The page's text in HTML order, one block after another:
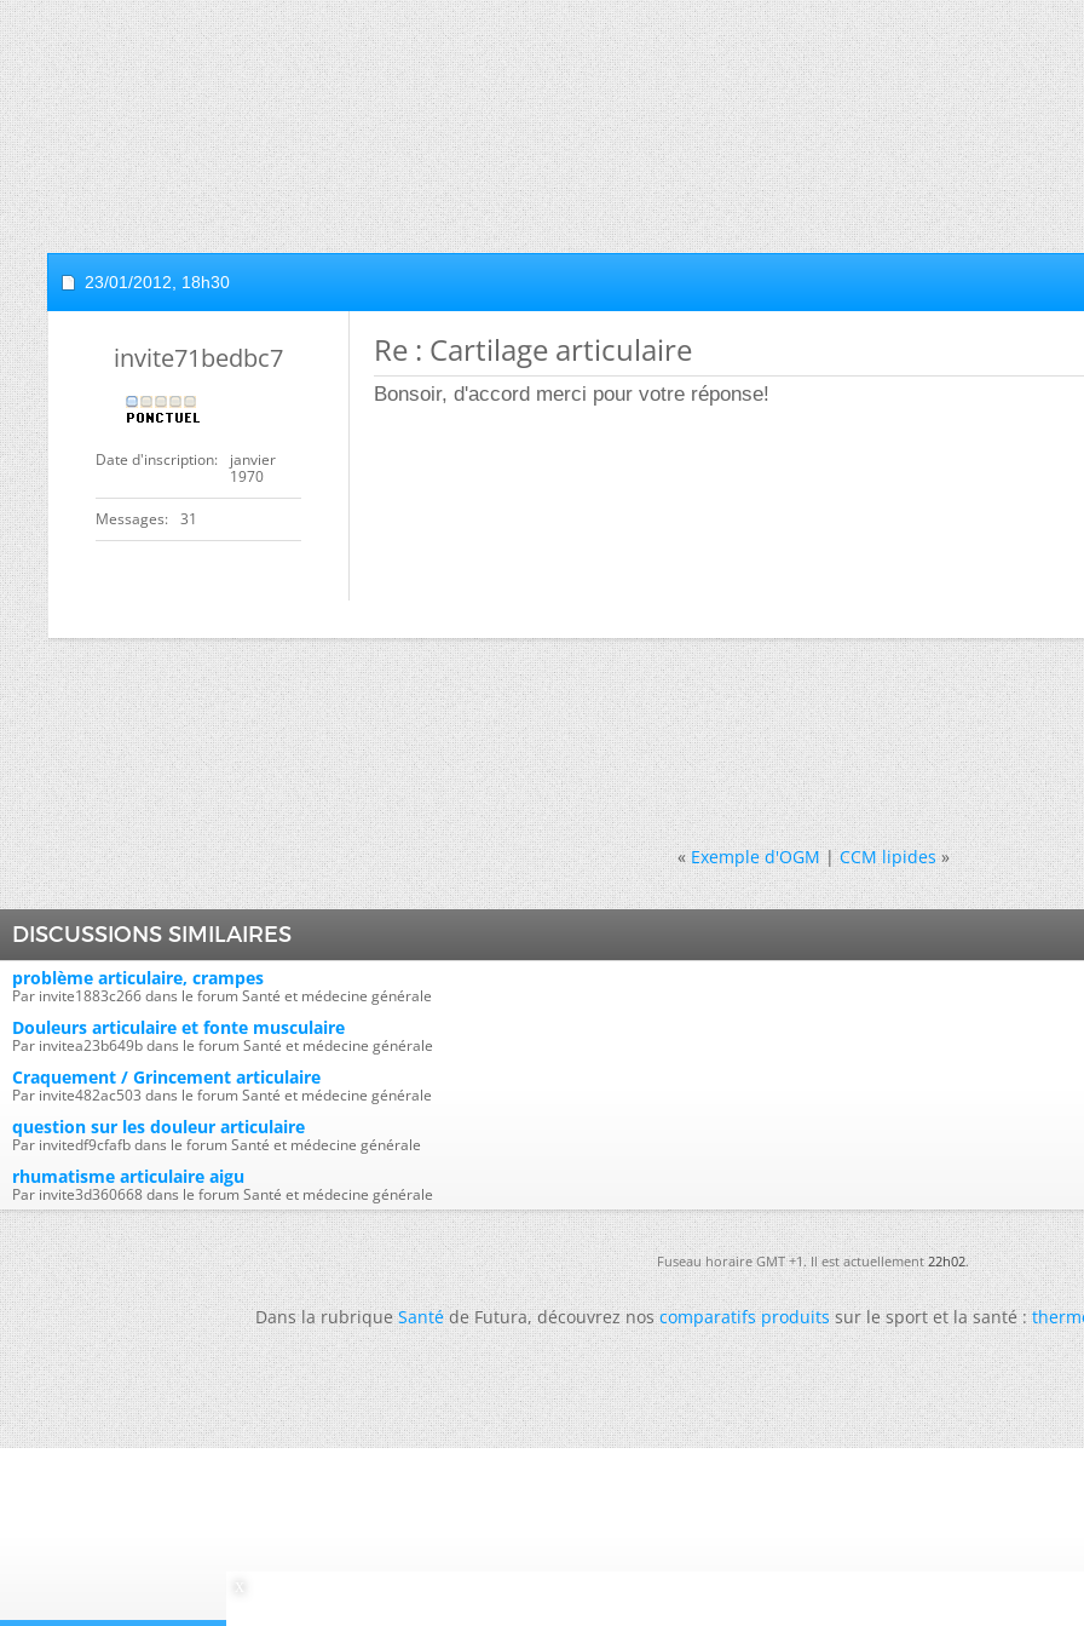
23/01/2012, 18h30
invite71bedbc7
Date d'inscription
janvier
1970
Messages 31
Re : Cartilage articulaire
Bonsoir, d'accord merci pour votre réponse!
« Exemple d'OGM|CCM lipides »
DISCUSSIONS SIMILAIRES
problème articulaire, crampes
Par invite1883c266 dans le forum Santé et médecine générale
Douleurs articulaire et fonte musculaire
Par invitea23b649b dans le forum Santé et médecine générale
Craquement / Grincement articulaire
Par invite482ac503 dans le forum Santé et médecine générale
question sur les douleur articulaire
Par invitedf9cfafb dans le forum Santé et médecine générale
rhumatisme articulaire aigu
Par invite3d360668 dans le forum Santé et médecine générale
Fuseau horaire GMT +1. Il est actuellement22h02.
Dans la rubriqueSantéde Futura, découvrez noscomparatifs produitssur le sport et la santé :